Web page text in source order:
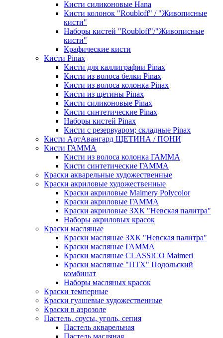
Кисти силиконовые Hana
Кисти колонок "Roubloff" / "Живописные
кисти"
Наборы кистей "Roubloff"/"Живописные
кисти"
Крафические кисти
Кисти Pinax
Кисти для каллиграфии Pinax
Кисти из волоса белки Pinax
Кисти из волоса колонка Pinax
Кисти из щетины Pinax
Кисти силиконовые Pinax
Кисти синтетические Pinax
Наборы кистей Pinax
Кисти с резервуаром; складные Pinax
Кисти АртАвангард ЩЕТИНА / ПОНИ
Кисти ГАММА
Кисти из волоса колонка ГАММА
Кисти синтетические ГАММА
Краски акварельные художественные
Краски акриловые художественные
Краски акриловые Maimery Polycolor
Краски акриловые ГАММА
Краски акриловые ЗХК "Невская палитра"
Наборы акриловых красок
Краски масляные
Краски масляные ЗХК "Невская палитра"
Краски масляные ГАММА
Краски масляные CLASSICO Maimeri
Краски масляные "ПТХ" Подольский
комбинат
Наборы масляных красок
Краски темперные
Краски гуашевые художественные
Краски в аэрозоле
Пастель, соусы, уголь, сепия
Пастель акварельная
Пастель масляная